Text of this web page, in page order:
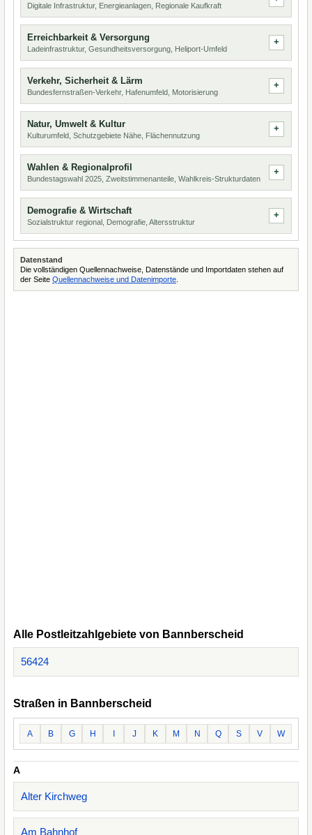
Digitale Infrastruktur, Energieanlagen, Regionale Kaufkraft
Erreichbarkeit & Versorgung
Ladeinfrastruktur, Gesundheitsversorgung, Heliport-Umfeld
Verkehr, Sicherheit & Lärm
Bundesfernstraßen-Verkehr, Hafenumfeld, Motorisierung
Natur, Umwelt & Kultur
Kulturumfeld, Schutzgebiete Nähe, Flächennutzung
Wahlen & Regionalprofil
Bundestagswahl 2025, Zweitstimmenanteile, Wahlkreis-Strukturdaten
Demografie & Wirtschaft
Sozialstruktur regional, Demografie, Altersstruktur
Datenstand
Die vollständigen Quellennachweise, Datenstände und Importdaten stehen auf
der Seite Quellennachweise und Datenimporte
Alle Postleitzahlgebiete von Bannberscheid
56424
Straßen in Bannberscheid
A B G H J K M N Q S V W
A
Alter Kirchweg
Am Bahnhof